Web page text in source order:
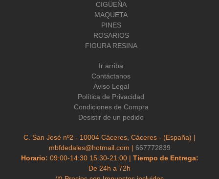
CIGÜEÑA
MAQUETA
PINES
ROSARIOS
FIGURA RESINA
Ir arriba
Contáctanos
Aviso Legal
Política de Privacidad
Condiciones de Compra
Desistir de un pedido
C. San José nº2 - 10004 Cáceres, Cáceres - (España) |
mbfdedales@hotmail.com | 667772839
Horario: 09:00-14:30 15:30-21:00 | Tiempo de Entrega:
De 24h a 72h